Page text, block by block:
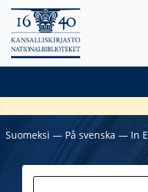
Suomeksi ― På svenska ― In